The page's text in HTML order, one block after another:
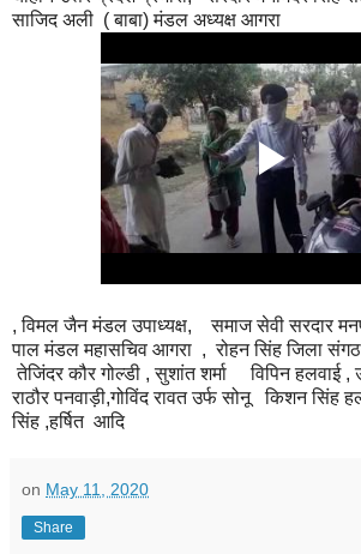
साजिद अली ( बाबा) मंडल अध्यक्ष आगरा
, विमल जैन मंडल उपाध्यक्ष, समाज सेवी सरदार
पाल मंडल महासचिव आगरा , रोहन सिंह जिला
तेजिंदर कौर गोल्डी , सुशांत शर्मा विपिन हलवाई ,
राठौर पनवाड़ी,गोविंद रावत उर्फ सोनू किशन सिंह
सिंह ,हर्षित आदि
on May 11, 2020
Share